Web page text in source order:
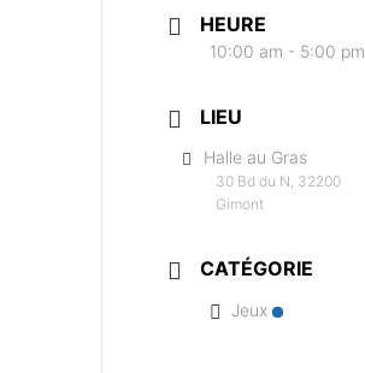
HEURE
10:00 am - 5:00 pm
LIEU
Halle au Gras
30 Bd du N, 32200
Gimont
CATÉGORIE
Jeux